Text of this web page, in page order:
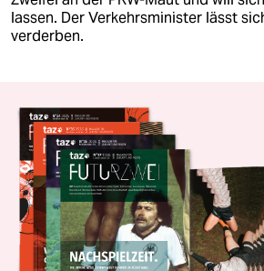
lassen. Der Verkehrsminister lässt
verderben.